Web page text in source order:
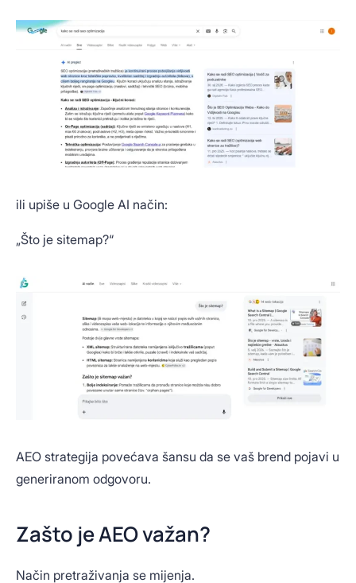
ili upiše u Google AI način:
„Što je sitemap?“
AEO strategija povećava šansu da se vaš brend pojavi u
generiranom odgovoru.
Zašto je AEO važan?
Način pretraživanja se mijenja.